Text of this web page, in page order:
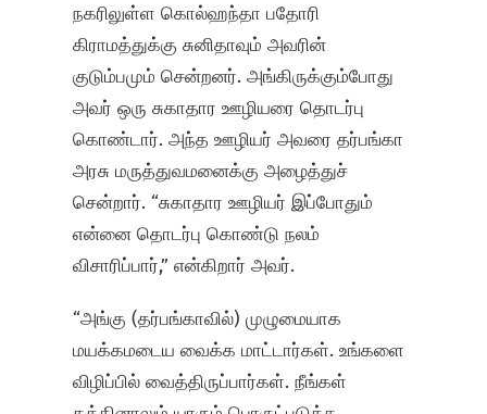
நகரிலுள்ள கொல்ஹந்தா பதோரி
கிராமத்துக்கு சுனிதாவும் அவரின்
குடும்பமும் சென்றனர். அங்கிருக்கும்போது
அவர் ஒரு சுகாதார ஊழியரை தொடர்பு
கொண்டார். அந்த ஊழியர் அவரை தர்பங்கா
அரசு மருத்துவமனைக்கு அழைத்துச்
சென்றார். “சுகாதார ஊழியர் இப்போதும்
என்னை தொடர்பு கொண்டு நலம்
விசாரிப்பார்,” என்கிறார் அவர்.
“அங்கு (தர்பங்காவில்) முழுமையாக
மயக்கமடைய வைக்க மாட்டார்கள். உங்களை
விழிப்பில் வைத்திருப்பார்கள். நீங்கள்